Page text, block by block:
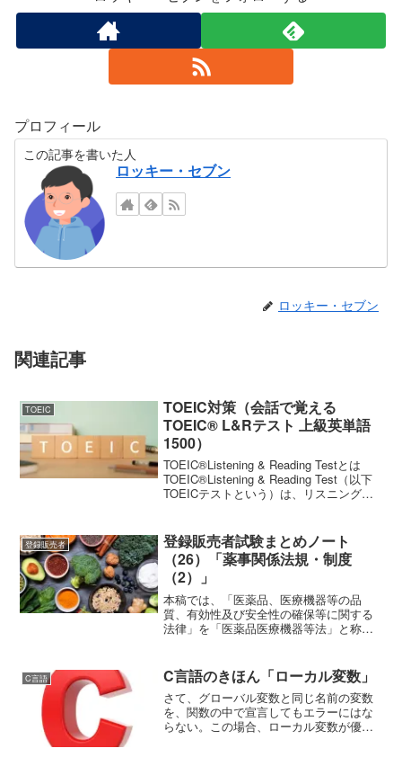
プロフィール
この記事を書いた人
ロッキー・セブン
ロッキー・セブン
関連記事
TOEIC
TOEIC対策（会話で覚える
TOEIC® L&Rテスト 上級英単語
1500）
TOEIC®Listening & Reading Testとは
TOEIC®Listening & Reading Test（以下
TOEICテストという）は、リスニング
登録販売者
登録販売者試験まとめノート
（26）「薬事関係法規・制度
（2）」
本稿では、「医薬品、医療機器等の品
質、有効性及び安全性の確保等に関する
法律」を「医薬品医療機器等法」と称す
毒薬・劇薬毒薬とは、毒性が強いものと
して厚生労働大臣が薬事・食品...
C言語 C言語のきほん「ローカル変数」
さて、グローバル変数と同じ名前の変数
を、関数の中で宣言してもエラーにはな
らない。この場合、ローカル変数が優先